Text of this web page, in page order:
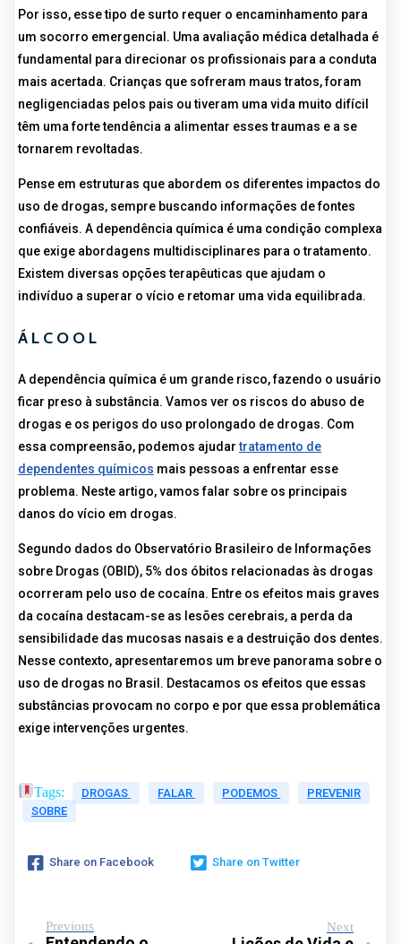
Por isso, esse tipo de surto requer o encaminhamento para
um socorro emergencial. Uma avaliação médica detalhada é
fundamental para direcionar os profissionais para a conduta
mais acertada. Crianças que sofreram maus tratos, foram
negligenciadas pelos pais ou tiveram uma vida muito difícil
têm uma forte tendência a alimentar esses traumas e a se
tornarem revoltadas.
Pense em estruturas que abordem os diferentes impactos do
uso de drogas, sempre buscando informações de fontes
confiáveis. A dependência química é uma condição complexa
que exige abordagens multidisciplinares para o tratamento.
Existem diversas opções terapêuticas que ajudam o
indivíduo a superar o vício e retomar uma vida equilibrada.
ÁLCOOL
A dependência química é um grande risco, fazendo o usuário
ficar preso à substância. Vamos ver os riscos do abuso de
drogas e os perigos do uso prolongado de drogas. Com
essa compreensão, podemos ajudartratamento de
dependentes químicos mais pessoas a enfrentar esse
problema. Neste artigo, vamos falar sobre os principais
danos do vício em drogas.
Segundo dados do Observatório Brasileiro de Informações
sobre Drogas (OBID), 5% dos óbitos relacionadas às drogas
ocorreram pelo uso de cocaína. Entre os efeitos mais graves
da cocaína destacam-se as lesões cerebrais, a perda da
sensibilidade das mucosas nasais e a destruição dos dentes.
Nesse contexto, apresentaremos um breve panorama sobre o
uso de drogas no Brasil. Destacamos os efeitos que essas
substâncias provocam no corpo e por que essa problemática
exige intervenções urgentes.
Tags: DROGAS FALAR PODEMOS
PREVENIR
SOBRE
Share on Facebook Share on Twitter
Previous Next